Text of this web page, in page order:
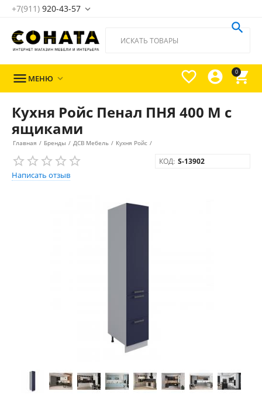
+7(911) 920-43-57 
0




 МЕНЮ 
Кухня Ройс Пенал ПНЯ 400 М c
ящиками
Главная / Бренды / ДСВ Мебель / Кухня Ройс /
Написать отзыв
КОД: S-13902